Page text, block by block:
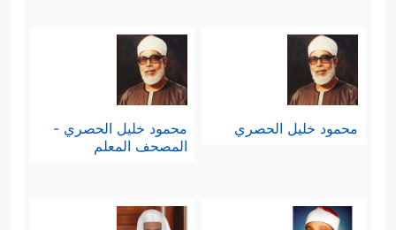
محمود خليل الحصري
محمود خليل الحصري -
المصحف المعلم